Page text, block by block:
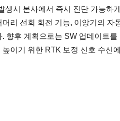
생시 본사에서 즉시 진단 가능
리 선회 회전 기능, 이앙기의
향후 계획으로는 SW 업데이트
이기 위한 RTK 보정 신호 수신